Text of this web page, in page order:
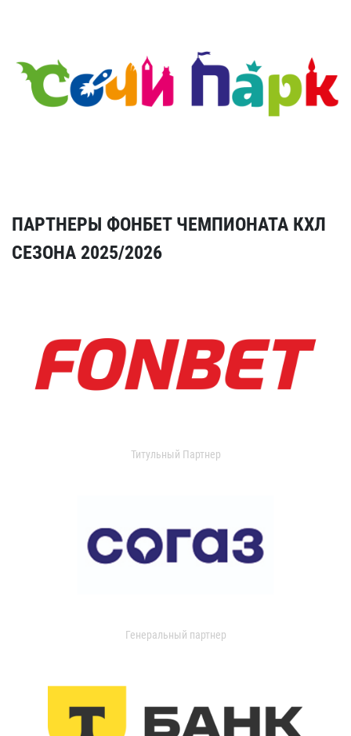
ПАРТНЕРЫ ФОНБЕТ ЧЕМПИОНАТА КХЛ
СЕЗОНА 2025/2026
Титульный Партнер
Генеральный партнер